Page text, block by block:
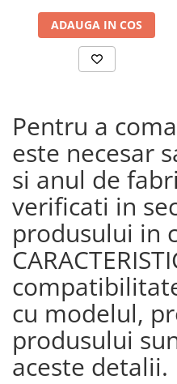
ADAUGA IN COS
Pentru a
este necesar
si anul de
verificati in
produsului in
cu modelul,
produsului
aceste detalii.